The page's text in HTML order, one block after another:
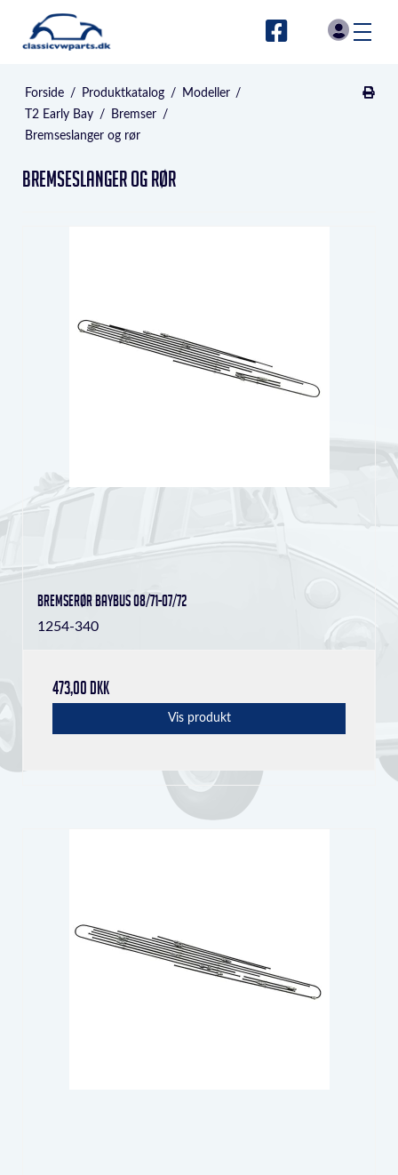
Forside / Produktkatalog / Modeller /
T2 Early Bay / Bremser /
Bremseslanger og rør
Bremseslanger og rør
Bremserør Baybus 08/71-07/72
1254-340
473,00 DKK
Vis produkt